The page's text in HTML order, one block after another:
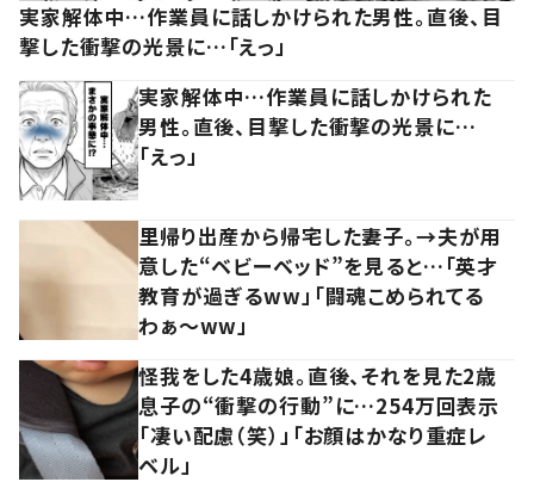
実家解体中…作業員に話しかけられた男性。直後、目
撃した衝撃の光景に…「えっ」
実家解体中…作業員に話しかけられた
男性。直後、目撃した衝撃の光景に…
「えっ」
里帰り出産から帰宅した妻子。→夫が用
意した“ベビーベッド”を見ると…「英才
教育が過ぎるww」「闘魂こめられてる
わぁ～ww」
怪我をした4歳娘。直後、それを見た2歳
息子の“衝撃の行動”に…254万回表示
「凄い配慮（笑）」「お顔はかなり重症レ
ベル」